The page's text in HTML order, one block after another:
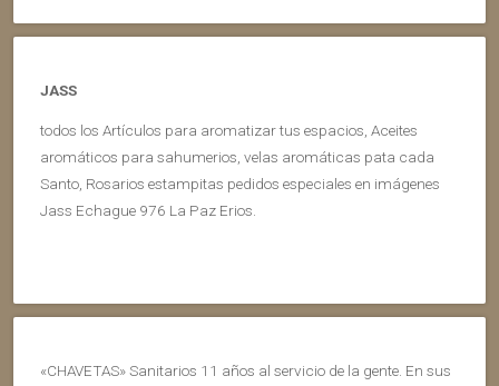
JASS
todos los Artículos para aromatizar tus espacios, Aceites
aromáticos para sahumerios, velas aromáticas pata cada
Santo, Rosarios estampitas pedidos especiales en imágenes
Jass Echague 976 La Paz Erios.
«CHAVETAS» Sanitarios 11 años al servicio de la gente. En sus